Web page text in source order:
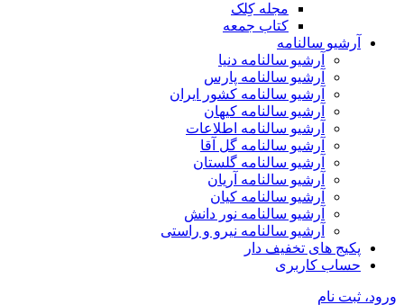
مجله کِلک
کتاب جمعه
آرشیو سالنامه
آرشیو سالنامه دنیا
آرشیو سالنامه پارس
آرشیو سالنامه کشور ایران
آرشیو سالنامه کیهان
آرشیو سالنامه اطلاعات
آرشیو سالنامه گل آقا
آرشیو سالنامه گلستان
آرشیو سالنامه آریان
آرشیو سالنامه کیان
آرشیو سالنامه نور دانش
آرشیو سالنامه نیرو و راستی
پکیج های تخفیف دار
حساب کاربری
ورود، ثبت نام